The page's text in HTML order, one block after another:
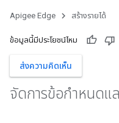
Apigee Edge สร้างรายได้
ข้อมูลนี้มีประโยชน์ไหม
ส่งความคิดเห็น
จัดการข้อกำหนดแล